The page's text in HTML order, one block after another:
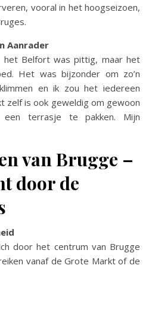
vooral in het hoogseizoen,
Aanrader
het Belfort was pittig, maar het
Het was bijzonder om zo’n
en ik zou het iedereen
zelf is ook geweldig om gewoon
terrasje te pakken. Mijn
van Brugge –
door de
door het centrum van Brugge
vanaf de Grote Markt of de